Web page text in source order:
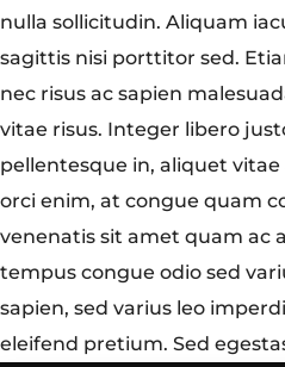
nulla sollicitudin. Aliquam
sagittis nisi porttitor sed.
nec risus ac sapien
vitae risus. Integer libero
pellentesque in, aliquet vitae
orci enim, at congue quam
venenatis sit amet quam ac
tempus congue odio sed
sapien, sed varius leo
eleifend pretium. Sed